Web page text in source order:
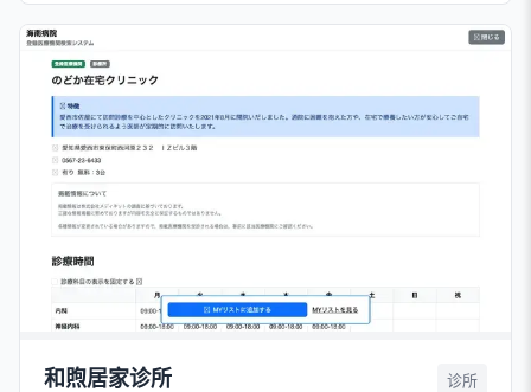
和煦居家诊所 诊所